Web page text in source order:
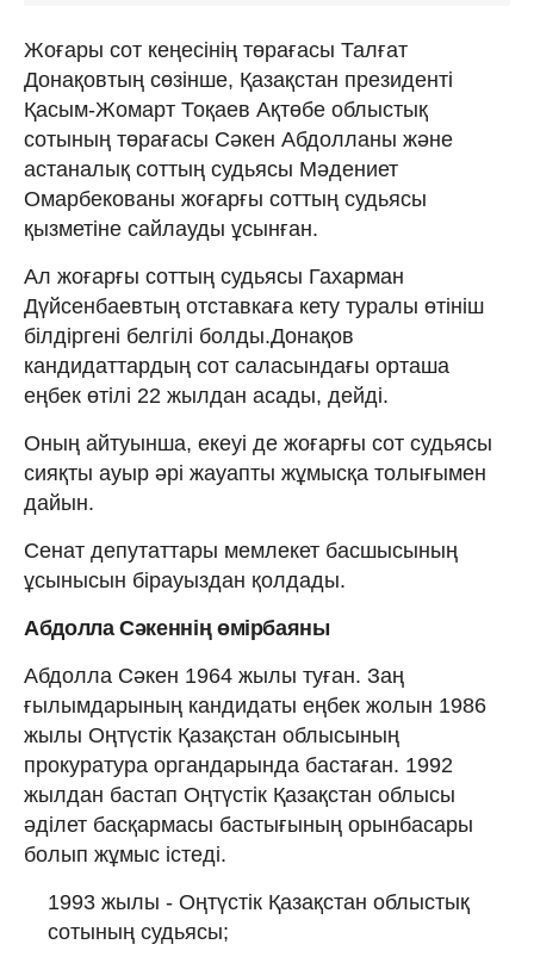
Жоғары сот кеңесінің төрағасы Талғат
Донақовтың cөзінше, Қазақстан президенті
Қасым-Жомарт Тоқаев Ақтөбе облыстық
сотының төрағасы Сәкен Абдолланы және
астаналық соттың судьясы Мәдениет
Омарбекованы жоғарғы соттың судьясы
қызметіне сайлауды ұсынған.
Ал жоғарғы соттың судьясы Гахарман
Дүйсенбаевтың отставкаға кету туралы өтініш
білдіргені белгілі болды.Донақов
кандидаттардың сот саласындағы орташа
еңбек өтілі 22 жылдан асады, дейді.
Оның айтуынша, екеуі де жоғарғы сот судьясы
сияқты ауыр әрі жауапты жұмысқа толығымен
дайын.
Сенат депутаттары мемлекет басшысының
ұсынысын бірауыздан қолдады.
Абдолла Сәкеннің өмірбаяны
Абдолла Сәкен 1964 жылы туған. Заң
ғылымдарының кандидаты еңбек жолын 1986
жылы Оңтүстік Қазақстан облысының
прокуратура органдарында бастаған. 1992
жылдан бастап Оңтүстік Қазақстан облысы
әділет басқармасы бастығының орынбасары
болып жұмыс істеді.
1993 жылы - Оңтүстік Қазақстан облыстық
сотының судьясы;